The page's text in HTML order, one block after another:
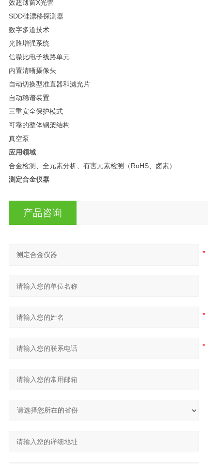
效超薄窗X光管
SDD硅漂移探测器
数字多道技术
光路增强系统
信噪比电子线路单元
内置清晰摄像头
自动切换型准直器和滤光片
自动稳谱装置
三重安全保护模式
可靠的整体钢架结构
真空泵
应用领域
合金检测、全元素分析、有害元素检测（RoHS、卤素）
测定合金仪器
产品咨询